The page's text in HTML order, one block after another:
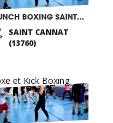
PUNCH BOXING SAINT CANNAT
SAINT CANNAT
(13760)
et Kick Boxing